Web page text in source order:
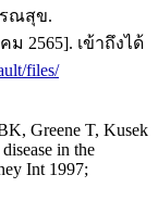
ณสุข.
ม 2565]. เข้าถึงได้
files/
Greene T, Kusek
in the
Int 1997;